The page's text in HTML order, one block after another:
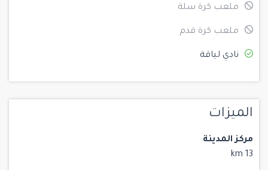
ملعب كرة سلة
ملعب كرة قدم
نادي لياقة
الميزات
مركز المدينة
13 km